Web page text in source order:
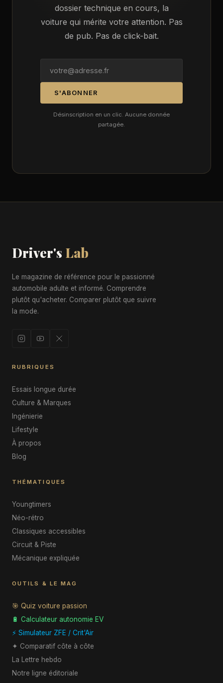
dossier technique en cours, la
voiture qui mérite votre attention. Pas
de pub. Pas de click-bait.
S'ABONNER
Désinscription en un clic. Aucune donnée
partagée.
Driver's Lab
Le magazine de référence pour le passionné
automobile adulte et informé. Comprendre
plutôt qu'acheter. Comparer plutôt que suivre
la mode.
RUBRIQUES
Essais longue durée
Culture & Marques
Ingénierie
Lifestyle
À propos
Blog
THÉMATIQUES
Youngtimers
Néo-rétro
Classiques accessibles
Circuit & Piste
Mécanique expliquée
OUTILS & LE MAG
🎯 Quiz voiture passion
🔋 Calculateur autonomie EV
⚡ Simulateur ZFE / Crit'Air
✦ Comparatif côte à côte
La Lettre hebdo
Notre ligne éditoriale